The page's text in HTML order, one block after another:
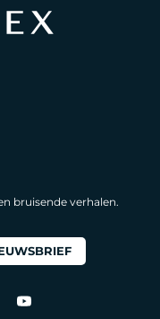
bruisende verhalen.